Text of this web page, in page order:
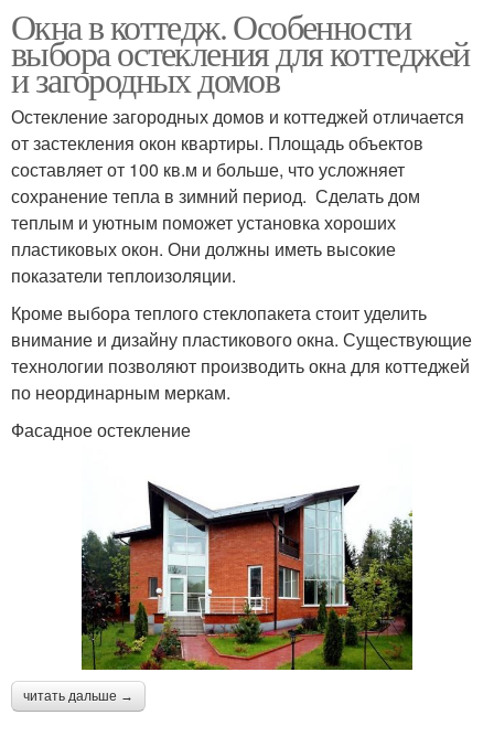
Окна в коттедж. Особенности
выбора остекления для коттеджей
и загородных домов
Остекление загородных домов и коттеджей отличается
от застекления окон квартиры. Площадь объектов
составляет от 100 кв.м и больше, что усложняет
сохранение тепла в зимний период. Сделать дом
теплым и уютным поможет установка хороших
пластиковых окон. Они должны иметь высокие
показатели теплоизоляции.
Кроме выбора теплого стеклопакета стоит уделить
внимание и дизайну пластикового окна. Существующие
технологии позволяют производить окна для коттеджей
по неординарным меркам.
Фасадное остекление
читать дальше →